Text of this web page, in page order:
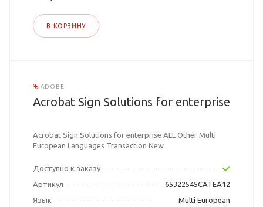
В КОРЗИНУ
ADOBE
Acrobat Sign Solutions for enterprise
Acrobat Sign Solutions for enterprise ALL Other Multi
European Languages Transaction New
Доступно к заказу
Артикул
65322545CATEA12
Язык
Multi European